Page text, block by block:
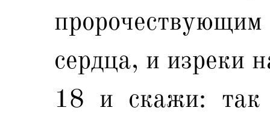
пророчествующим
сердца, и изреки
18 и скажи: так